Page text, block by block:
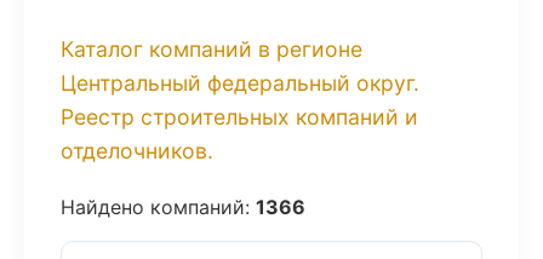
Каталог компаний в регионе
Центральный федеральный округ.
Реестр строительных компаний и
отделочников.
Найдено компаний: 1366